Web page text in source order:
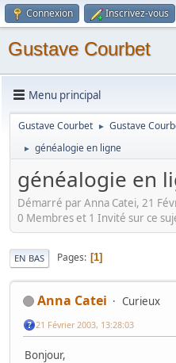
Connexion Inscrivez-vous
Gustave Courbet
Menu principal
Gustave Courbet ► Gustave
► généalogie en ligne
généalogie en
Démarré par Anna Catei, 21
0 Membres et 1 Invité sur ce
EN BAS Pages 1
Anna Catei Curieux
21 Février 2003, 13:28:03
Bonjour,